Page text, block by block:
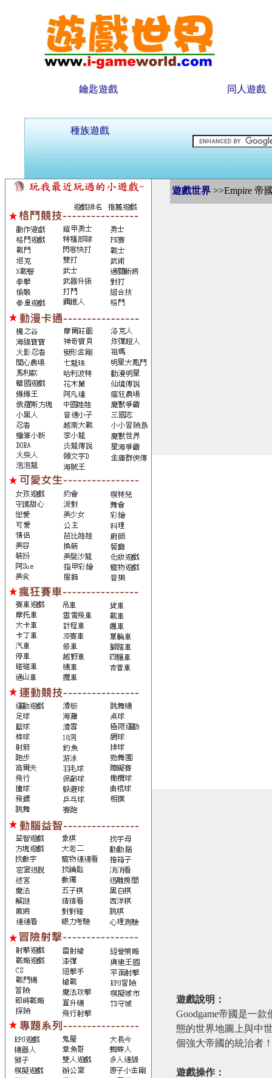
鑰匙遊戲 同人遊戲
種族遊戲
遊戲世界 >>Empire 帝
遊戲說明：
Goodgame帝國是一
態的世界地圖上與中
個強大帝國的統治者
遊戲操作：